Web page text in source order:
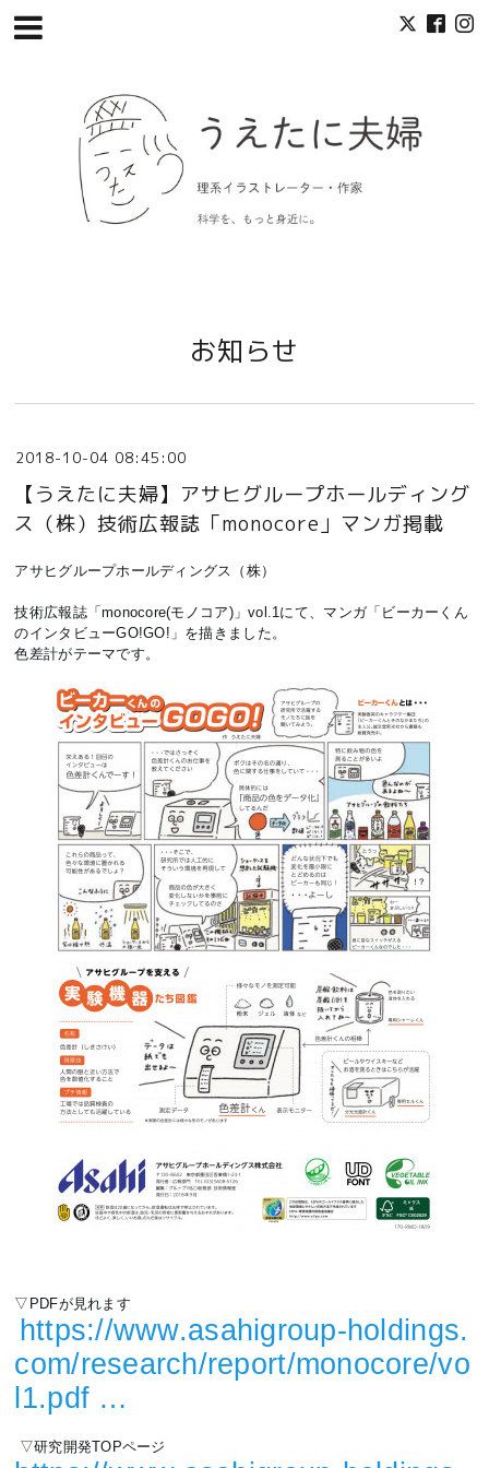
お知らせ
2018-10-04 08:45:00
【うえたに夫婦】アサヒグループホールディング
ス（株）技術広報誌「monocore」マンガ掲載
アサヒグループホールディングス（株）
技術広報誌「monocore(モノコア)」vol.1にて、マンガ「ビーカーくん
のインタビューGO!GO!」を描きました。
色差計がテーマです。
▽PDFが見れます
https://www.asahigroup-holdings.
com/research/report/monocore/vo
l1.pdf …
▽研究開発TOPページ